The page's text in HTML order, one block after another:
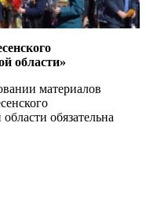
области»
материалов
обязательна